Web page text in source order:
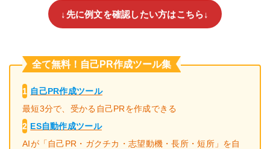
↓先に例文を確認したい方はこちら↓
全て無料！自己PR作成ツール集
1 自己PR作成ツール
最短3分で、受かる自己PRを作成できる
2 ES自動作成ツール
AIが「自己PR・ガクチカ・志望動機・長所・短所」を自